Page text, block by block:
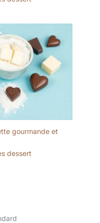
incassable et
parfaitement
cadeau pour la
ou les amis - idéal
inaugurations,
les fêtes de
les restaurants
gourmande et
dessert